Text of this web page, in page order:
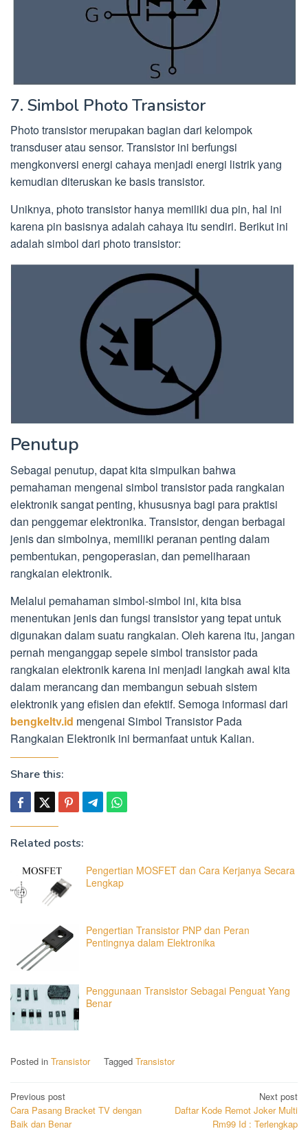
7. Simbol Photo Transistor
Photo transistor merupakan bagian dari kelompok
transduser atau sensor. Transistor ini berfungsi
mengkonversi energi cahaya menjadi energi listrik yang
kemudian diteruskan ke basis transistor.
Uniknya, photo transistor hanya memiliki dua pin, hal ini
karena pin basisnya adalah cahaya itu sendiri. Berikut ini
adalah simbol dari photo transistor:
Penutup
Sebagai penutup, dapat kita simpulkan bahwa
pemahaman mengenai simbol transistor pada rangkaian
elektronik sangat penting, khususnya bagi para praktisi
dan penggemar elektronika. Transistor, dengan berbagai
jenis dan simbolnya, memiliki peranan penting dalam
pembentukan, pengoperasian, dan pemeliharaan
rangkaian elektronik.
Melalui pemahaman simbol-simbol ini, kita bisa
menentukan jenis dan fungsi transistor yang tepat untuk
digunakan dalam suatu rangkaian. Oleh karena itu, jangan
pernah menganggap sepele simbol transistor pada
rangkaian elektronik karena ini menjadi langkah awal kita
dalam merancang dan membangun sebuah sistem
elektronik yang efisien dan efektif. Semoga informasi dari
bengkeltv.id mengenai Simbol Transistor Pada
Rangkaian Elektronik ini bermanfaat untuk Kalian.
Share this:
Related posts:
Pengertian MOSFET dan Cara Kerjanya Secara
Lengkap
Pengertian Transistor PNP dan Peran
Pentingnya dalam Elektronika
Penggunaan Transistor Sebagai Penguat Yang
Benar
Posted in Transistor Tagged Transistor
Post
navigation
Previous post
Cara Pasang Bracket TV dengan
Baik dan Benar
Next post
Daftar Kode Remot Joker Multi
Rm99 Id : Terlengkap